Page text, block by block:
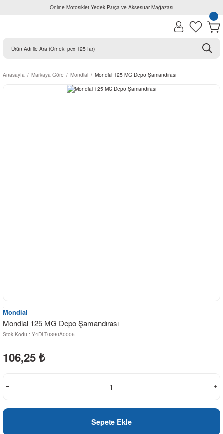
Online Motosiklet Yedek Parça ve Aksesuar Mağazası
Anasayfa Markaya Göre Mondial Mondial 125 MG Depo Şamandırası
Mondial
Mondial 125 MG Depo Şamandırası
Stok Kodu : Y4DLT0390A0006
106,25 ₺
Sepete Ekle